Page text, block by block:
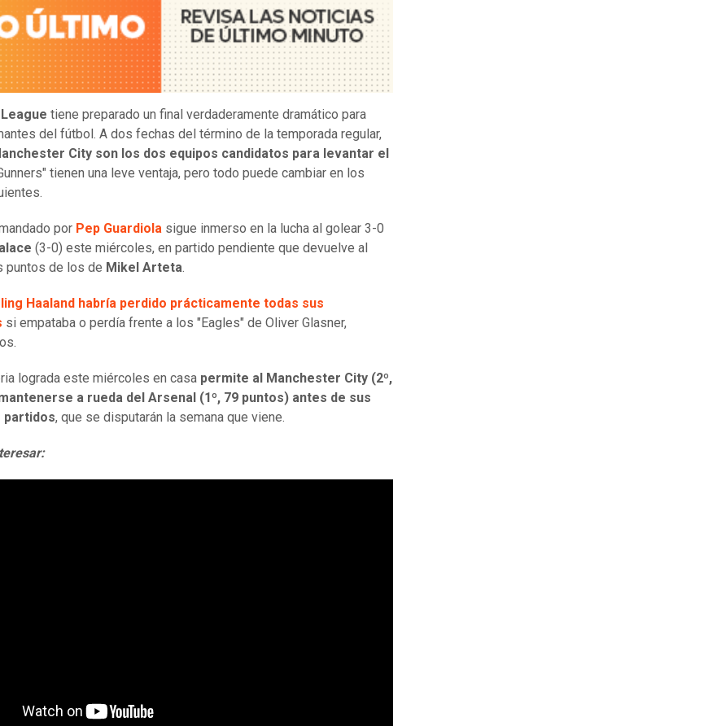
tiene preparado un final verdaderamente dramático para
del fútbol. A dos fechas del término de la temporada regular,
City son los dos equipos candidatos para levantar el
tienen una leve ventaja, pero todo puede cambiar en los
por Pep Guardiola sigue inmerso en la lucha al golear 3-0
(3-0) este miércoles, en partido pendiente que devuelve al
puntos de los de Mikel Arteta.
Haaland habría perdido prácticamente todas sus
si empataba o perdía frente a los "Eagles" de Oliver Glasner,
lograda este miércoles en casa permite al Manchester City (2º,
a rueda del Arsenal (1º, 79 puntos) antes de sus
partidos, que se disputarán la semana que viene.